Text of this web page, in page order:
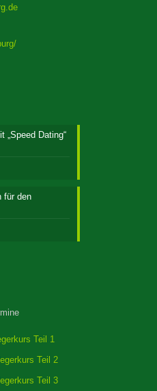
„Speed Dating“
für den
Teil 1
Teil 2
Teil 3